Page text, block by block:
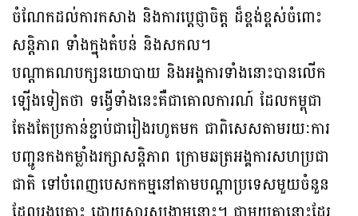
ចំណែកដល់ការកសាង និងការប្តេជ្ញាចិត្ត ដ៏ខ្ពង់ខ្ពស់ចំពោះ
សន្តិភាព ទាំងក្នុងតំបន់ និងសកល។
បណ្តាគណបក្សនយោបាយ និងអង្គការទាំងនោះបានលើក
ឡើងទៀតថា ទង្វើទាំងនេះគឺជាគោលការណ៍ ដែលកម្ពុជា
តែងតែប្រកាន់ខ្ជាប់ជារៀងរហូតមក ជាពិសេសតាមរយៈការ
បញ្ជូនកងកម្លាំងរក្សាសន្តិភាព ក្រោមឆត្រអង្គការសហប្រជា
ជាតិ ទៅបំពេញបេសកកម្មនៅតាមបណ្តាប្រទេសមួយចំនួន